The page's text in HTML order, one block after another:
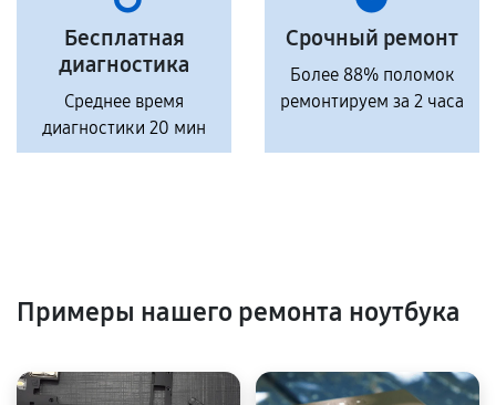
Бесплатная
диагностика
Среднее время
диагностики 20 мин
Срочный ремонт
Более 88% поломок
ремонтируем за 2 часа
Примеры нашего ремонта ноутбука